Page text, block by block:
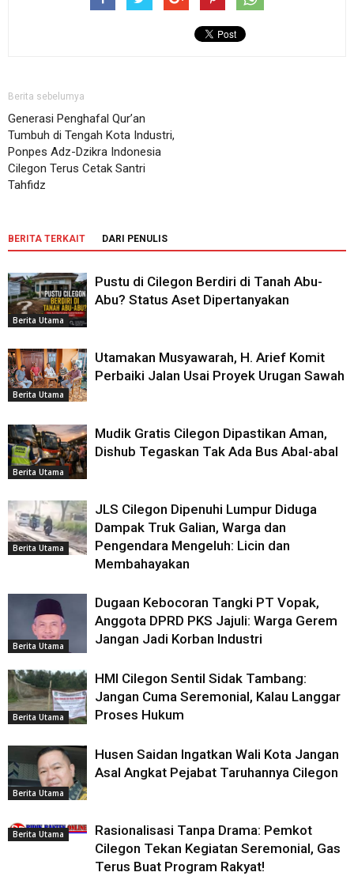
Berita sebelumya
Generasi Penghafal Qur’an
Tumbuh di Tengah Kota Industri,
Ponpes Adz-Dzikra Indonesia
Cilegon Terus Cetak Santri
Tahfidz
BERITA TERKAIT DARI PENULIS
Berita Utama
Pustu di Cilegon Berdiri di Tanah Abu-
Abu? Status Aset Dipertanyakan
Berita Utama
Utamakan Musyawarah, H. Arief Komit
Perbaiki Jalan Usai Proyek Urugan Sawah
Berita Utama
Mudik Gratis Cilegon Dipastikan Aman,
Dishub Tegaskan Tak Ada Bus Abal-abal
Berita Utama
JLS Cilegon Dipenuhi Lumpur Diduga
Dampak Truk Galian, Warga dan
Pengendara Mengeluh: Licin dan
Membahayakan
Berita Utama
Dugaan Kebocoran Tangki PT Vopak,
Anggota DPRD PKS Jajuli: Warga Gerem
Jangan Jadi Korban Industri
Berita Utama
HMI Cilegon Sentil Sidak Tambang:
Jangan Cuma Seremonial, Kalau Langgar
Proses Hukum
Berita Utama
Husen Saidan Ingatkan Wali Kota Jangan
Asal Angkat Pejabat Taruhannya Cilegon
Berita Utama
Rasionalisasi Tanpa Drama: Pemkot
Cilegon Tekan Kegiatan Seremonial, Gas
Terus Buat Program Rakyat!